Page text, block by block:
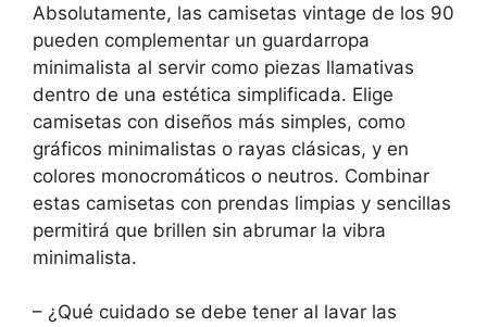
Absolutamente, las camisetas vintage de los 90
pueden complementar un guardarropa
minimalista al servir como piezas llamativas
dentro de una estética simplificada. Elige
camisetas con diseños más simples, como
gráficos minimalistas o rayas clásicas, y en
colores monocromáticos o neutros. Combinar
estas camisetas con prendas limpias y sencillas
permitirá que brillen sin abrumar la vibra
minimalista.
– ¿Qué cuidado se debe tener al lavar las